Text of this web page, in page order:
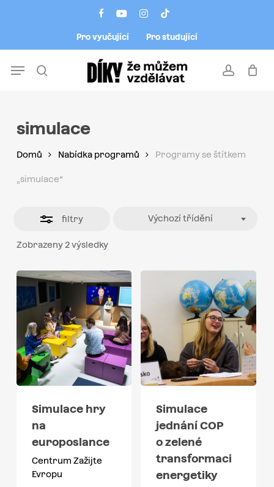
facebookyoutubeinstagram
tiktok
Pro vyučující Pro studující
account
Menu
simulace
Domů Nabídka programů Programy se štítkem
„simulace“
filtry
Zobrazeny 2 výsledky
Výchozí třídění
Simulace hry
na
europoslance
Centrum Zažijte
Evropu
Simulace
jednání COP
o zelené
transformaci
energetiky